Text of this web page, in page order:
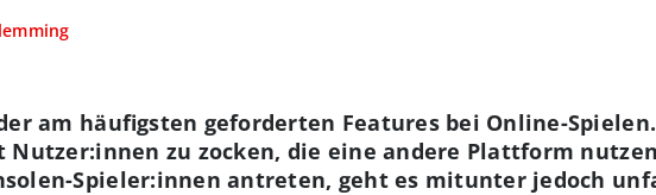
am häufigsten geforderten Features bei Online-
zu zocken, die eine andere Plattform
Spieler:innen antreten, geht es mitunter jedoch